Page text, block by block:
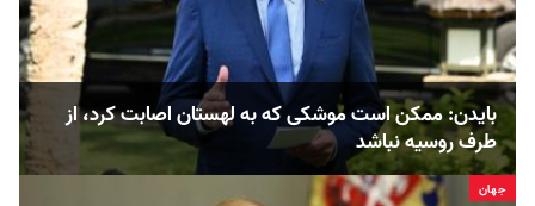
بایدن: ممکن است موشکی که به لهستان اصابت‌ کرد، از
طرف روسیه نباشد
جهان